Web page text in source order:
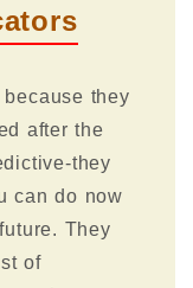
they
after the
they
can do now
They
of